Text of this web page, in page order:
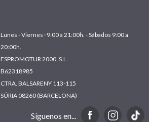
Lunes - Viernes · 9:00 a 21:00h. - Sábados 9:00 a
20:00h.
FSPROMOTUR 2000, S.L.
B62318985
CTRA. BALSARENY 113-115
SÚRIA 08260 (BARCELONA)
Síguenos en...